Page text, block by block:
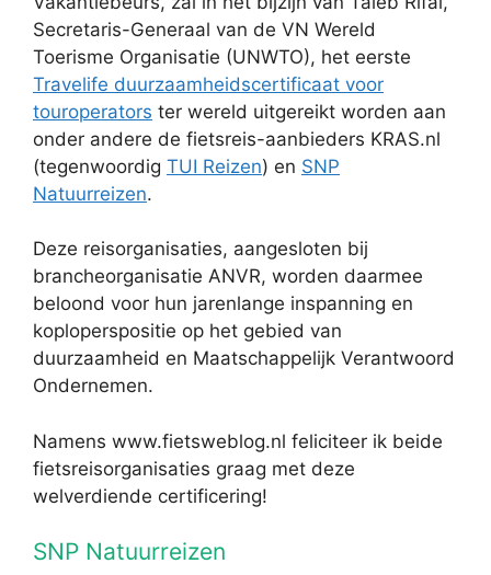
Secretaris-Generaal van de VN Wereld
Toerisme Organisatie (UNWTO), het eerste
Travelife duurzaamheidscertificaat voor
touroperators ter wereld uitgereikt worden aan
onder andere de fietsreis-aanbieders KRAS.nl
(tegenwoordig TUI Reizen) en SNP
Natuurreizen.
Deze reisorganisaties, aangesloten bij
brancheorganisatie ANVR, worden daarmee
beloond voor hun jarenlange inspanning en
koploperspositie op het gebied van
duurzaamheid en Maatschappelijk Verantwoord
Ondernemen.
Namens www.fietsweblog.nl feliciteer ik beide
fietsreisorganisaties graag met deze
welverdiende certificering!
SNP Natuurreizen